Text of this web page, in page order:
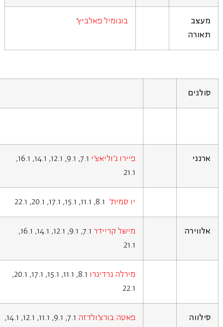
מעצב
תאורה
בוגומיל פאלביץ'
סולנים
ארנני פיירו ג'וליאצ'י
7.1, 9.1, 12.1, 14.1, 16.1,
21.1
יו סמית'
אלווירה מישל קריידר
7.1, 9.1, 12.1, 14.1, 16.1,
21.1
מירלה גרדינרו
8.1, 11.1, 15.1, 17.1, 20.1,
22.1
סילווה פאטה בורצ'ולדזה
7.1, 9.1, 11.1, 12.1, 14.1,